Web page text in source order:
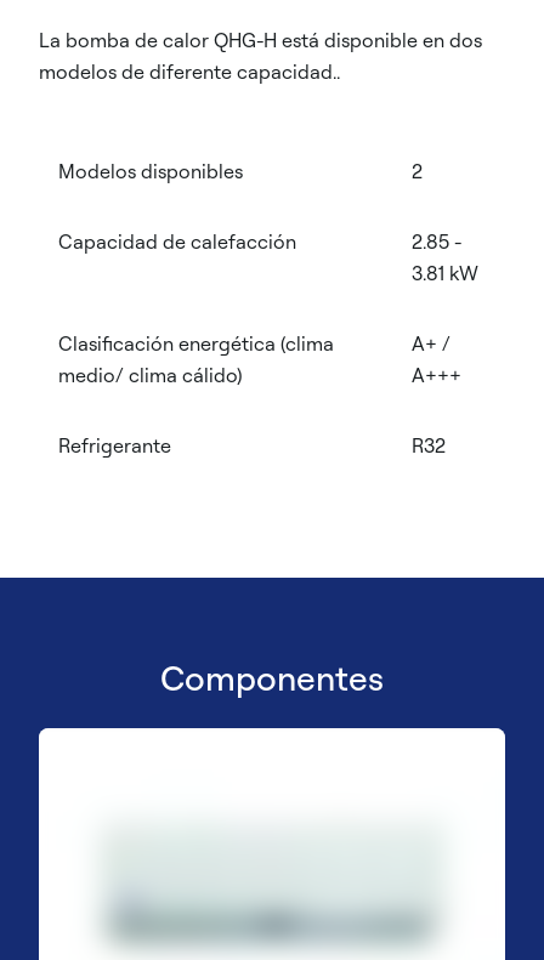
La bomba de calor QHG-H está disponible en dos
modelos de diferente capacidad..
Modelos disponibles 2
Capacidad de calefacción
2.85 -
3.81 kW
Clasificación energética (clima
medio/ clima cálido)
A+ /
A+++
Refrigerante R32
Componentes